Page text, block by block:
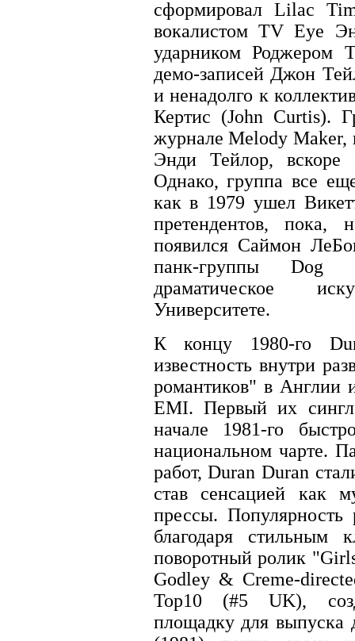
сформировал Lilac
вокалистом TV Eye
ударником Роджером
демо-записей Джон
и ненадолго к
Кертис (John Curtis).
журнале Melody Maker,
Энди Тейлор, вскоре
Однако, группа все
как в 1979 ушел
претендентов, пока,
появился Саймон
панк-группы Dog
драматическое
Университете.
К концу 1980-го
известность внутри
романтиков" в Англии
EMI. Первый их
начале 1981-го
национальном чарте.
работ, Duran Duran
став сенсацией как
прессы.
благодаря стильным
поворотный ролик
Godley & Creme-
Тор10 (#5 UK),
площадку для выпуска